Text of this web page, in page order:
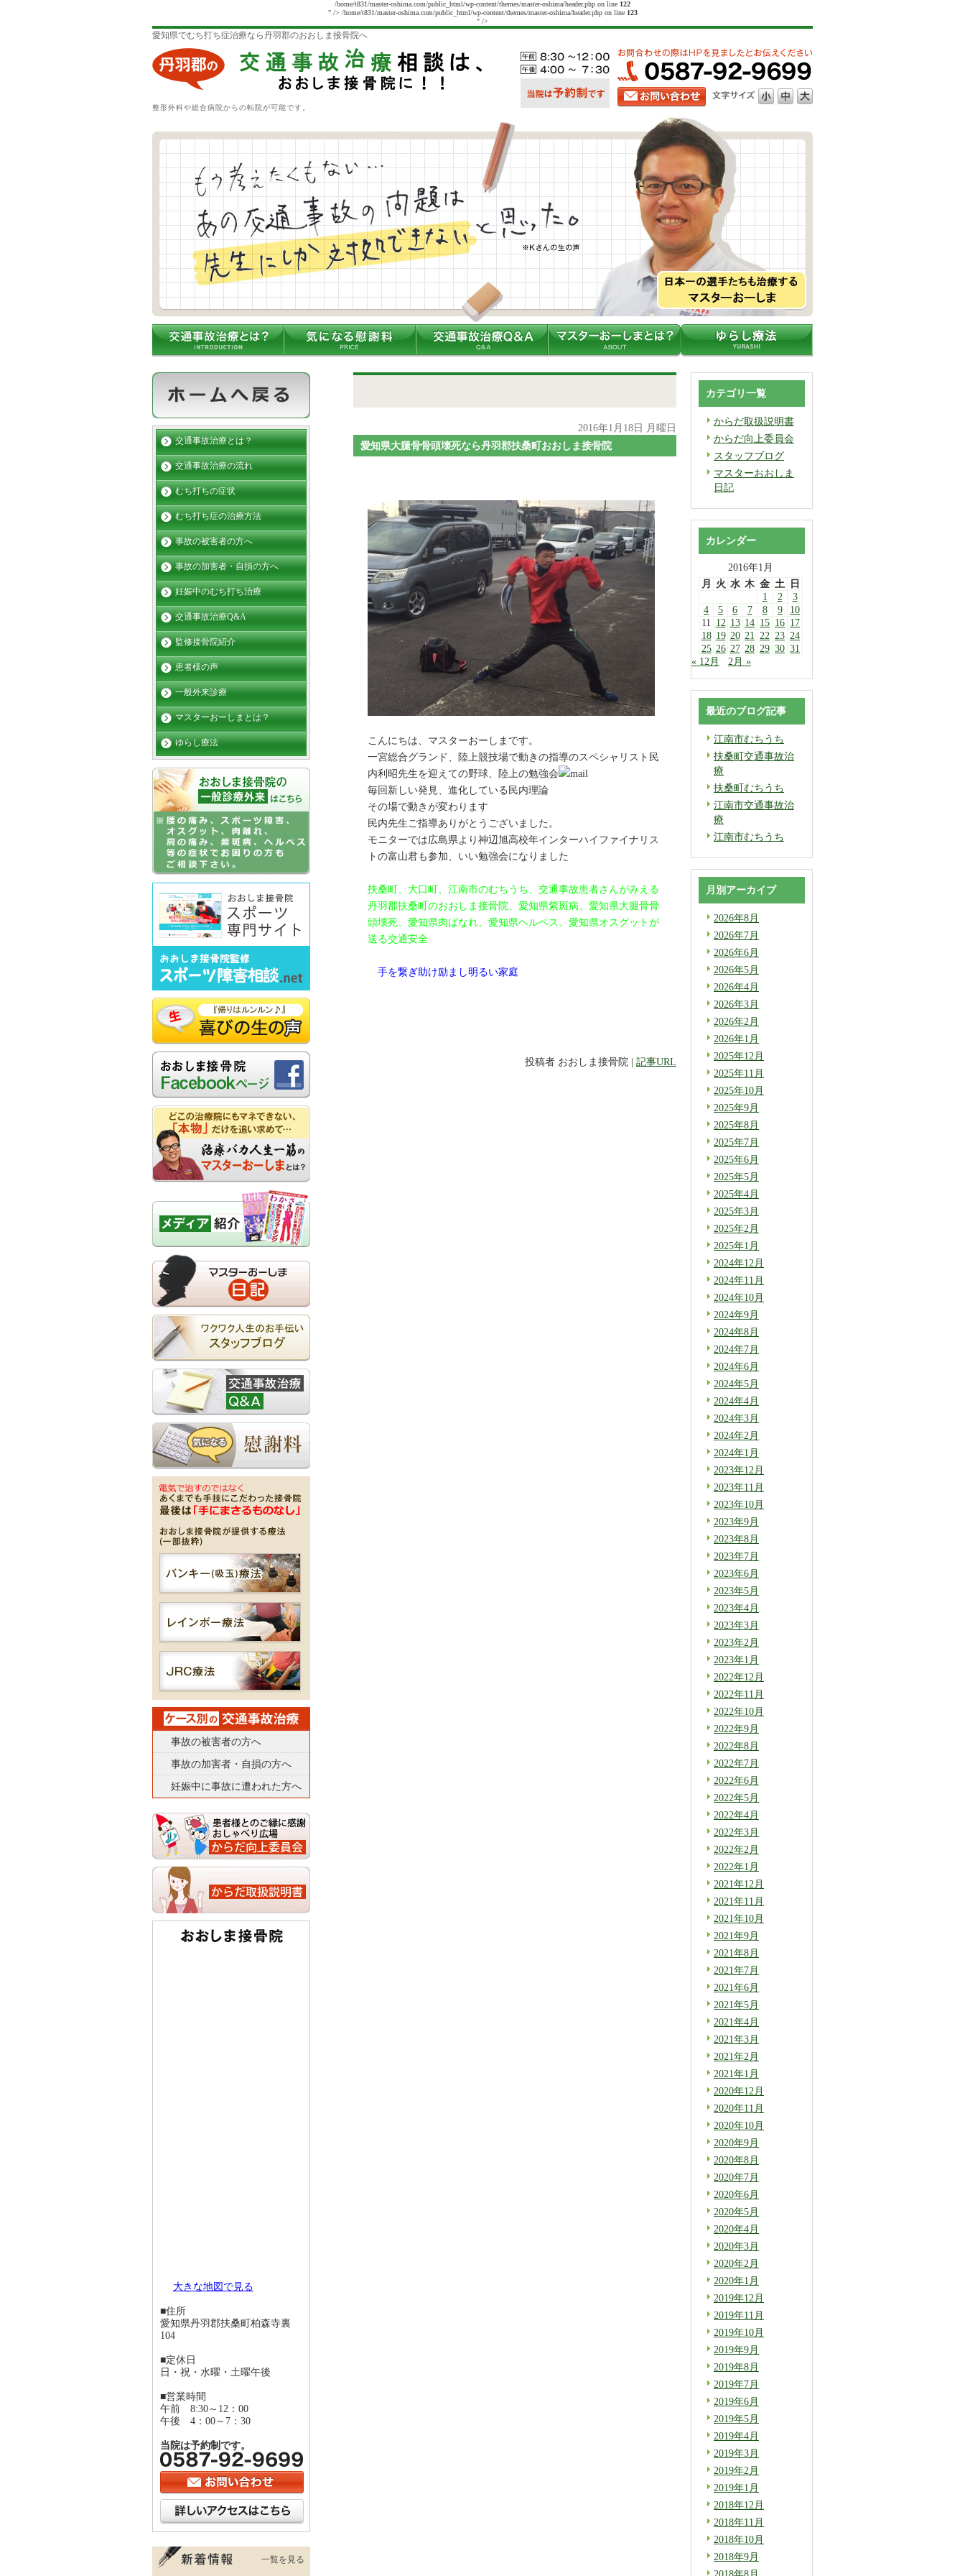
/home/t831/master-oshima.com/public_html/wp-content/themes/master-oshima/header.php on line 122
" /> /home/t831/master-oshima.com/public_html/wp-content/themes/master-oshima/header.php on line 123
" />
愛知県でむち打ち症治療なら丹羽郡のおおしま接骨院へ
整形外科や総合病院からの転院が可能です。
2016年1月18日 月曜日
愛知県大腿骨骨頭壊死なら丹羽郡扶桑町おおしま接骨院
こんにちは、マスターおーしま です。
一宮総合グランド、陸上競技場で動きの指導のスペシャリスト民
内利昭先生を迎えての野球、陸上の勉強会
毎回新しい発見、進化している民内理論
その場で動きが変わります
民内先生ご指導ありがとうございました。
モニターでは広島県より神辺旭高校年インターハイファイナリス
トの富山君も参加、いい勉強会になりました
扶桑町、大口町、江南市のむちうち、交通事故患者さんがみえる
丹羽郡扶桑町のおおしま接骨院、愛知県紫斑病、愛知県大腿骨骨
頭壊死、愛知県肉ばなれ、愛知県ヘルペス、愛知県オスグットが
送る交通安全
手を繋ぎ助け励まし明るい家庭
投稿者 おおしま接骨院 | 記事URL
カテゴリ一覧
からだ取扱説明書
からだ向上委員会
スタッフブログ
マスターおおしま
日記
カレンダー
2016年1月
月
火 水 木 金 土
日
1
2
3
4
5 6 7 8 9
10
11 12 13 14 15 16 17
18 19 20 21 22 23 24
25 26 27 28 29 30 31
« 12月
2月 »
最近のブログ記事
江南市むちうち
扶桑町交通事故治
療
扶桑町むちうち
江南市交通事故治
療
江南市むちうち
月別アーカイブ
2026年8月
2026年7月
2026年6月
2026年5月
2026年4月
2026年3月
2026年2月
2026年1月
2025年12月
2025年11月
2025年10月
2025年9月
2025年8月
2025年7月
2025年6月
2025年5月
2025年4月
2025年3月
2025年2月
2025年1月
2024年12月
2024年11月
2024年10月
2024年9月
2024年8月
2024年7月
2024年6月
2024年5月
2024年4月
2024年3月
2024年2月
2024年1月
2023年12月
2023年11月
2023年10月
2023年9月
2023年8月
2023年7月
2023年6月
2023年5月
2023年4月
2023年3月
2023年2月
2023年1月
2022年12月
2022年11月
2022年10月
2022年9月
2022年8月
2022年7月
2022年6月
2022年5月
2022年4月
2022年3月
2022年2月
2022年1月
2021年12月
2021年11月
2021年10月
2021年9月
2021年8月
2021年7月
2021年6月
2021年5月
2021年4月
2021年3月
2021年2月
2021年1月
2020年12月
2020年11月
2020年10月
2020年9月
2020年8月
2020年7月
2020年6月
2020年5月
2020年4月
2020年3月
2020年2月
2020年1月
2019年12月
2019年11月
2019年10月
2019年9月
2019年8月
2019年7月
2019年6月
2019年5月
2019年4月
2019年3月
2019年2月
2019年1月
2018年12月
2018年11月
2018年10月
2018年9月
交通事故治療とは？
交通事故治療の流れ
むち打ちの症状
むち打ち症の治療方法
事故の被害者の方へ
事故の加害者・自損の方へ
妊娠中のむち打ち治療
交通事故治療Q&A
監修接骨院紹介
患者様の声
一般外来診療
マスターおーしまとは？
ゆらし療法
事故の被害者の方へ
事故の加害者・自損の方へ
妊娠中に事故に遭われた方へ
大きな地図で見る
■住所
愛知県丹羽郡扶桑町柏森寺裏
104
■定休日
日・祝・水曜・土曜午後
■営業時間
午前 8:30～12：00
午後 4：00～7：30
当院は予約制です。
一覧を見る